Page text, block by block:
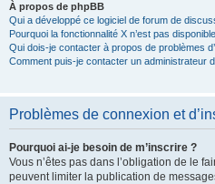
À propos de phpBB
Qui a développé ce logiciel de forum de
Pourquoi la fonctionnalité X n’est pas
Qui dois-je contacter à propos de problèmes
Comment puis-je contacter un administrateur
Problèmes de connexion et
Pourquoi ai-je besoin de m’inscrire ?
Vous n’êtes pas dans l’obligation de le
peuvent limiter la publication de